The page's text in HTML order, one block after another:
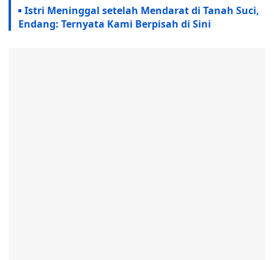
Istri Meninggal setelah Mendarat di Tanah Suci,
Endang: Ternyata Kami Berpisah di Sini